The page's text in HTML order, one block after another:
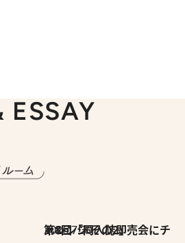
ESSAY
2026.7.30
第8回「同人誌即売会にチャレンジ その2」